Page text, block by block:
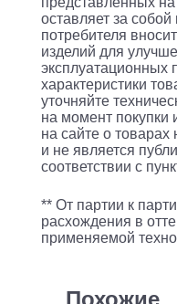
SKAT-
UPS
1,1х10/
Mb/s,
Wi-
Fi,
выход,
вход
датчика
оставляет за
потребителя
изделий для
эксплуатационных
характеристики
уточняйте
на момент
на сайте о товарах
и не является
соответствии с
** От партии к
расхождения в
применяемой